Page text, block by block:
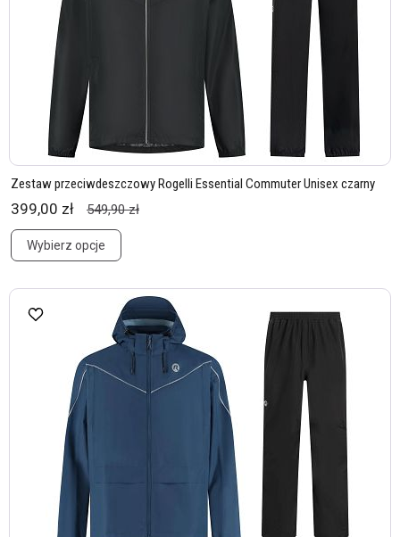
Zestaw przeciwdeszczowy Rogelli Essential Commuter Unisex czarny
399,00 zł 549,90 zł
Wybierz opcje